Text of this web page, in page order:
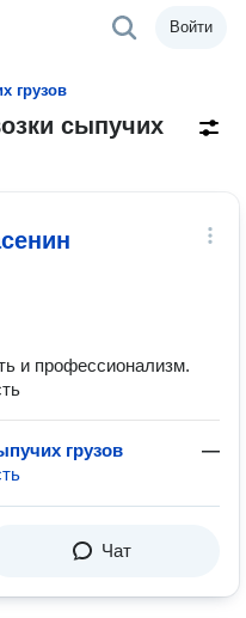
Войти
грузов
сыпучих
и профессионализм.
грузов
—
Чат